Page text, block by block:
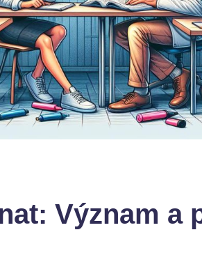
Význam a